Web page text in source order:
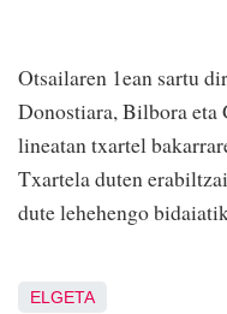
Otsailaren 1ean sartu
Donostiara, Bilbora eta
lineatan txartel
Txartela duten
dute lehehengo
ELGETA